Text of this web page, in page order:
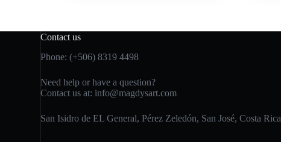
Contact us
Phone: (+506) 8319 4498
Need help or have a question?
Contact us at: info@magdysart.com
San Isidro de EL General, Pérez Zeledón, San José, Costa Rica